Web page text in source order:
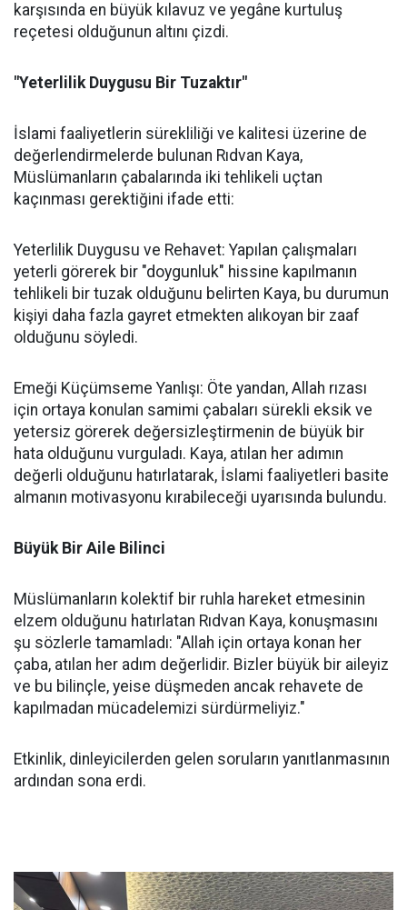
karşısında en büyük kılavuz ve yegâne kurtuluş
reçetesi olduğunun altını çizdi.
"Yeterlilik Duygusu Bir Tuzaktır"
İslami faaliyetlerin sürekliliği ve kalitesi üzerine de
değerlendirmelerde bulunan Rıdvan Kaya,
Müslümanların çabalarında iki tehlikeli uçtan
kaçınması gerektiğini ifade etti:
Yeterlilik Duygusu ve Rehavet: Yapılan çalışmaları
yeterli görerek bir "doygunluk" hissine kapılmanın
tehlikeli bir tuzak olduğunu belirten Kaya, bu durumun
kişiyi daha fazla gayret etmekten alıkoyan bir zaaf
olduğunu söyledi.
Emeği Küçümseme Yanlışı: Öte yandan, Allah rızası
için ortaya konulan samimi çabaları sürekli eksik ve
yetersiz görerek değersizleştirmenin de büyük bir
hata olduğunu vurguladı. Kaya, atılan her adımın
değerli olduğunu hatırlatarak, İslami faaliyetleri basite
almanın motivasyonu kırabileceği uyarısında bulundu.
Büyük Bir Aile Bilinci
Müslümanların kolektif bir ruhla hareket etmesinin
elzem olduğunu hatırlatan Rıdvan Kaya, konuşmasını
şu sözlerle tamamladı: "Allah için ortaya konan her
çaba, atılan her adım değerlidir. Bizler büyük bir aileyiz
ve bu bilinçle, yeise düşmeden ancak rehavete de
kapılmadan mücadelemizi sürdürmeliyiz."
Etkinlik, dinleyicilerden gelen soruların yanıtlanmasının
ardından sona erdi.